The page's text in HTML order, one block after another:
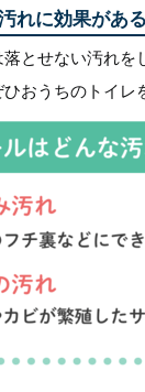
れに効果があ
とせない汚れを
おうちのトイレ